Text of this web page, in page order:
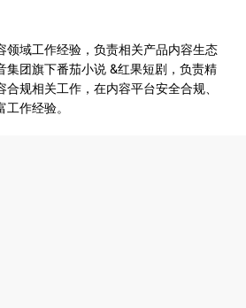
领域工作经验，负责相关产品内容生态
集团旗下番茄小说 &红果短剧，负责精
规相关工作，在内容平台安全合规、
作经验。